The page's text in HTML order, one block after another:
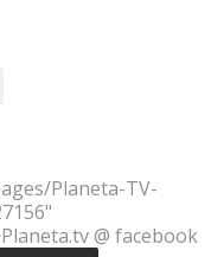
Planeta-TV-
@ facebook